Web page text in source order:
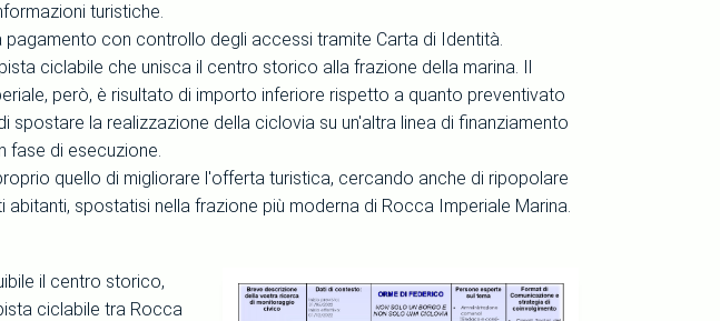
turistiche.
pagamento con controllo degli accessi tramite Carta di Identità.
ciclabile che unisca il centro storico alla frazione della marina. Il
però, è risultato di importo inferiore rispetto a quanto preventivato
spostare la realizzazione della ciclovia su un'altra linea di finanziamento
fase di esecuzione.
quello di migliorare l'offerta turistica, cercando anche di ripopolare
spostatisi nella frazione più moderna di Rocca Imperiale Marina.
il centro storico,
ciclabile tra Rocca